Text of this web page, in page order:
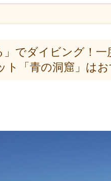
でダイビング！
「青の洞窟」はお